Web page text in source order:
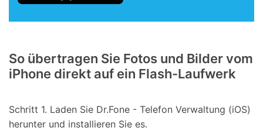
So übertragen Sie Fotos und Bilder vom
iPhone direkt auf ein Flash-Laufwerk
Schritt 1. Laden Sie Dr.Fone - Telefon Verwaltung (iOS)
herunter und installieren Sie es.